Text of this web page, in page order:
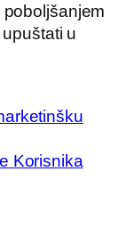
u
Korisnika